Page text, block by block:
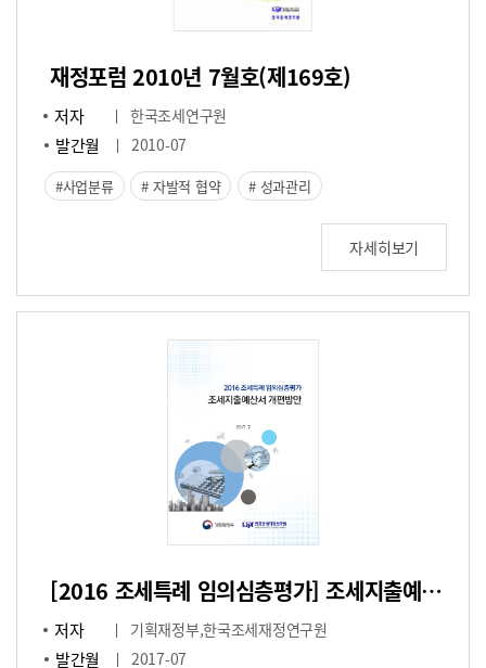
재정포럼 2010년 7월호(제169호)
저자 한국조세연구원
발간월 2010-07
사업분류 자발적 협약 성과관리
자세히보기
[2016 조세특례 임의심층평가] 조세지출예산서 개편방안
저자 기획재정부,한국조세재정연구원
발간월 2017-07